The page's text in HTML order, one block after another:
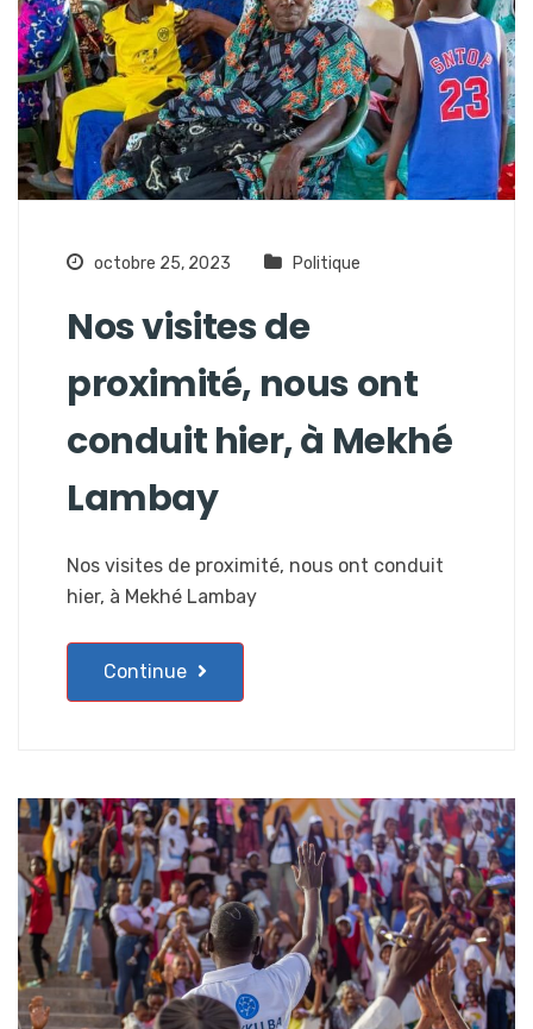
octobre 25, 2023 Politique
Nos visites de
proximité, nous ont
conduit hier, à Mekhé
Lambay
Nos visites de proximité, nous ont conduit
hier, à Mekhé Lambay
Continue